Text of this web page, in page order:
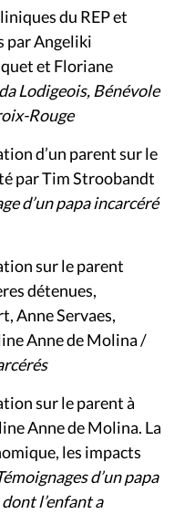
du REP et
par Angeliki
et Floriane
Lodigeois, Bénévole
Rouge
d’un parent sur le
par Tim Stroobandt
d’un papa incarcéré
sur le parent
détenues,
Anne Servaes,
Anne de Molina /
sur le parent à
Anne de Molina. La
les impacts
d’un papa
l’enfant a